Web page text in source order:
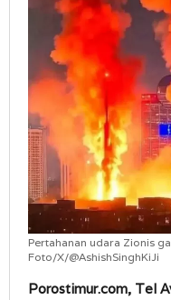
Pertahanan udara Zionis
Foto/X/@AshishSinghKiJi
Porostimur.com, Tel